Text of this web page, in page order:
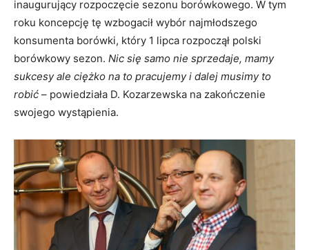
inaugurujący rozpoczęcie sezonu borówkowego. W tym
roku koncepcję tę wzbogacił wybór najmłodszego
konsumenta borówki, który 1 lipca rozpoczął polski
borówkowy sezon. Nic się samo nie sprzedaje, mamy
sukcesy ale ciężko na to pracujemy i dalej musimy to
robić – powiedziała D. Kozarzewska na zakończenie
swojego wystąpienia.